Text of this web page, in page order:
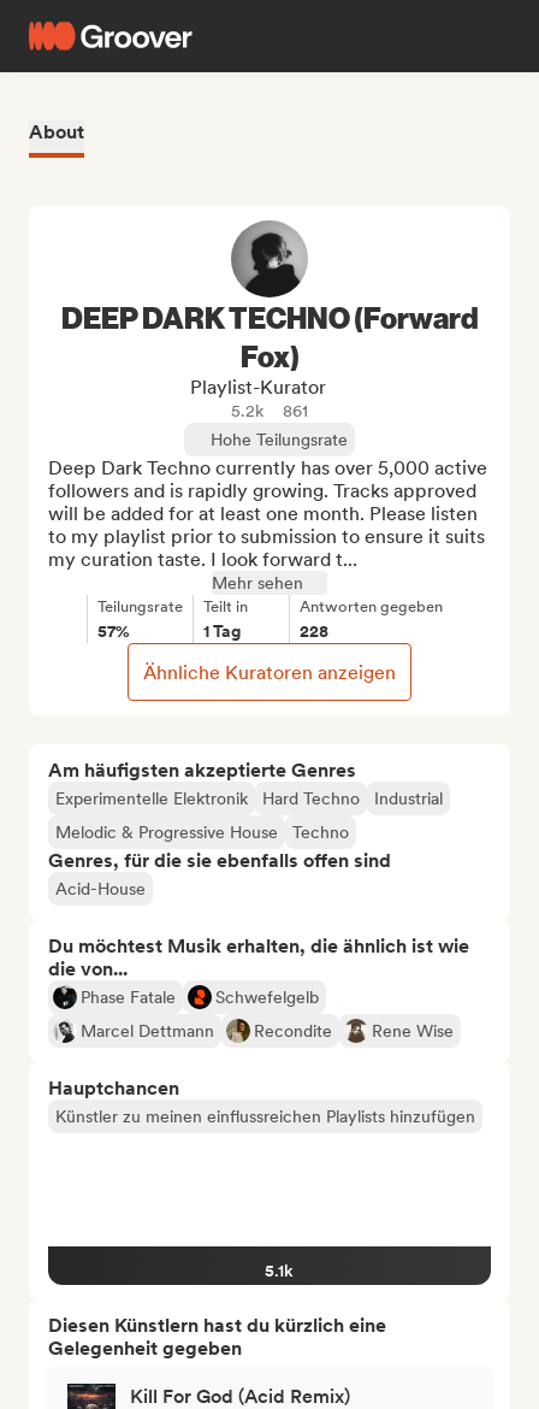
About
Am häufigsten akzeptierte Genres
Experimentelle Elektronik Hard Techno
Industrial
Melodic & Progressive House
Techno
Genres, für die sie ebenfalls offen sind
Acid-House
Du möchtest Musik erhalten, die ähnlich ist wie
die von...
Phase Fatale
Schwefelgelb
Marcel Dettmann
Recondite Rene Wise
Hauptchancen
Künstler zu meinen einflussreichen Playlists hinzufügen
5.1k
Diesen Künstlern hast du kürzlich eine
Gelegenheit gegeben
Kill For God (Acid Remix)
DEEP DARK TECHNO (Forward
Fox)
Playlist-Kurator
5.2k
861
Hohe Teilungsrate
Deep Dark Techno currently has over 5,000 active
followers and is rapidly growing. Tracks approved
will be added for at least one month. Please listen
to my playlist prior to submission to ensure it suits
my curation taste. I look forward t...
Mehr sehen
Teilungsrate
57%
Teilt in
1 Tag
Antworten gegeben
228
Ähnliche Kuratoren anzeigen